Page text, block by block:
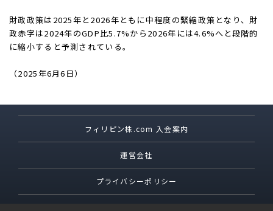
財政政策は2025年と2026年ともに中程度の緊縮政策となり、財
政赤字は2024年のGDP比5.7%から2026年には4.6%へと段階的
に縮小すると予測されている。
（2025年6月6日）
フィリピン株.com 入会案内
運営会社
プライバシーポリシー